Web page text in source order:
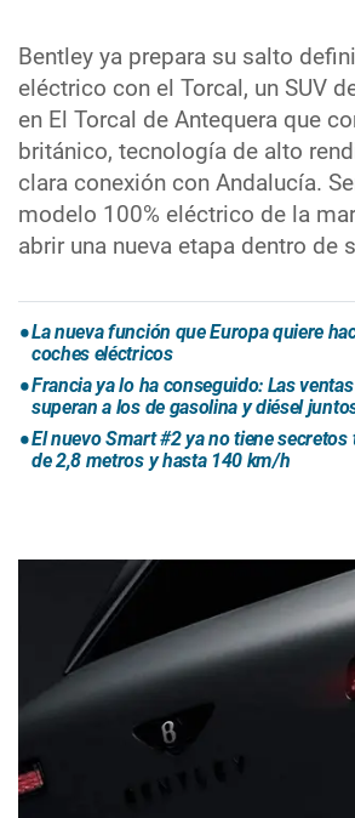
Bentley ya prepara su salto
eléctrico con el Torcal, un SUV
en El Torcal de Antequera que
británico, tecnología de alto
clara conexión con Andalucía.
modelo 100% eléctrico de la
abrir una nueva etapa dentro de
La nueva función que Europa quiere
coches eléctricos
Francia ya lo ha conseguido: Las
superan a los de gasolina y diésel
El nuevo Smart #2 ya no tiene
de 2,8 metros y hasta 140 km/h